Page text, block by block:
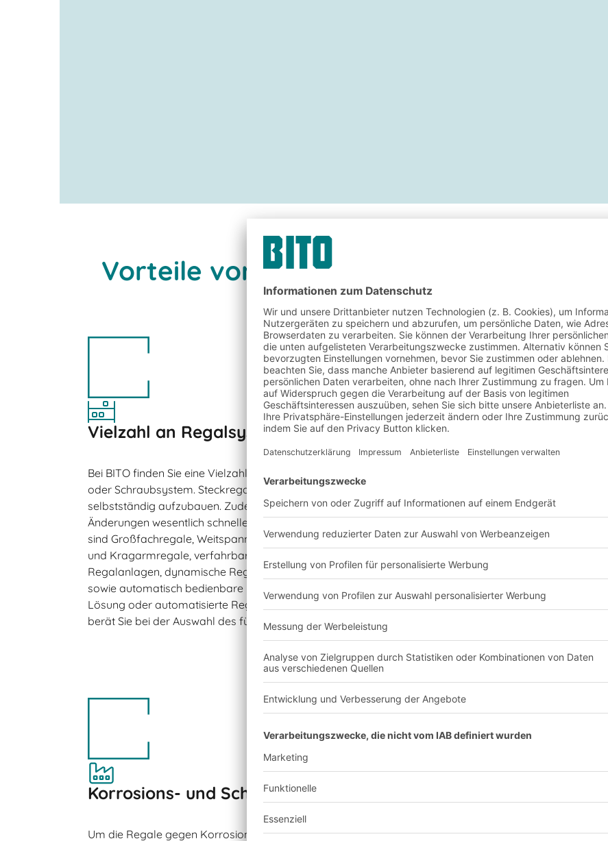
Vorteile von BITO-Regalsystemen
Vielzahl an Regalsystemen
Bei BITO finden Sie eine Vielzahl von Regalsystemen im Steck-
oder Schraubsystem. Steckregale sind sehr einfach und
selbstständig aufzubauen. Zudem lassen sich die Demontage oder
Änderungen wesentlich schneller vornehmen. Im BITO-Programm
sind Großfachregale, Weitspann- und Schwerlastregale, Paletten-
und Kragarmregale, verfahrbare Regale, mehrgeschossige
Regalanlagen, dynamische Regale für Stückgüter und Paletten
sowie automatisch bedienbare Regalanlagen. Ob konventionelle
Lösung oder automatisierte Regalanlage – BITO unterstützt und
berät Sie bei der Auswahl des für Sie optimalen Systems.
Stabile und
BITO-Regalsysteme
alle
Erfahrung des
Verarbeitung und die
Möglichkeit der
fachgerechte
exzellentes
fachgerechte
Korrosions- und Schlagschutz
Um die Regale gegen Korrosion und mechanische
Steck- oder
BITO-Regale gibt es